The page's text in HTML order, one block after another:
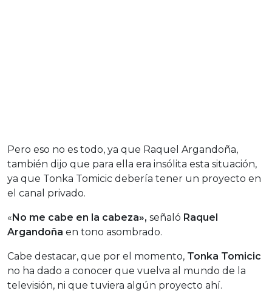
Pero eso no es todo, ya que Raquel Argandoña,
también dijo que para ella era insólita esta situación,
ya que Tonka Tomicic debería tener un proyecto en
el canal privado.
« No me cabe en la cabeza», señaló Raquel
Argandoña en tono asombrado.
Cabe destacar, que por el momento, Tonka Tomicic
no ha dado a conocer que vuelva al mundo de la
televisión, ni que tuviera algún proyecto ahí.